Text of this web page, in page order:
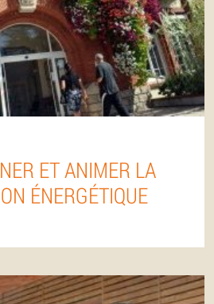
ET ANIMER LA
ÉNERGÉTIQUE